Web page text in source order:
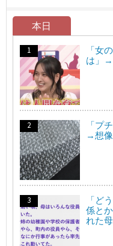
本日
「女
は」→
「プ
→想像
「ど
係と
れた